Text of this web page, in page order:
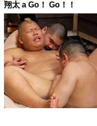
翔太 a Go！ Go！！